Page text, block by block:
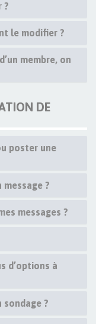
?
le modifier ?
membre, on
DE
poster une
?
messages ?
d’options à
sondage ?